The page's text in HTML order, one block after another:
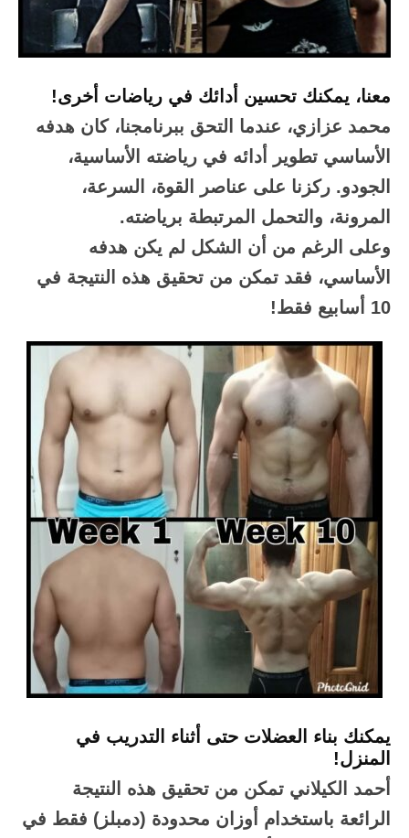
معنا، يمكنك تحسين أدائك في رياضات أخرى!
محمد عزازي، عندما التحق ببرنامجنا، كان هدفه
الأساسي تطوير أدائه في رياضته الأساسية،
الجودو. ركزنا على عناصر القوة، السرعة،
المرونة، والتحمل المرتبطة برياضته.
وعلى الرغم من أن الشكل لم يكن هدفه
الأساسي، فقد تمكن من تحقيق هذه النتيجة في
10 أسابيع فقط!
يمكنك بناء العضلات حتى أثناء التدريب في
المنزل!
أحمد الكيلاني تمكن من تحقيق هذه النتيجة
الرائعة باستخدام أوزان محدودة (دمبلز) فقط في